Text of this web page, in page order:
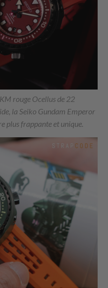
rouge Ocellus de 22
la Seiko Gundam Emperor
plus frappante et unique.